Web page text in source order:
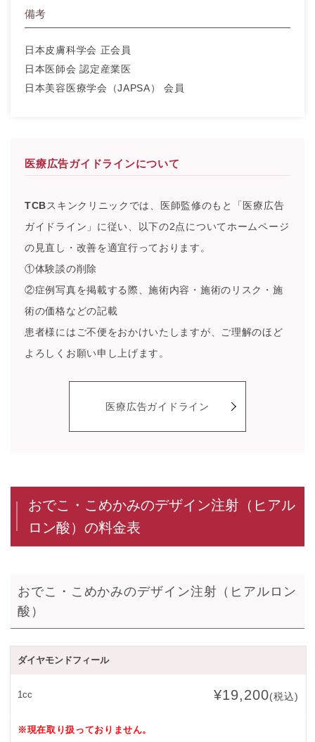
備考
日本皮膚科学会 正会員
日本医師会 認定産業医
日本美容医療学会（JAPSA） 会員
医療広告ガイドラインについて
TCBスキンクリニックでは、医師監修のもと「医療広告
ガイドライン」に従い、以下の2点についてホームページ
の見直し・改善を適宜行っております。
①体験談の削除
②症例写真を掲載する際、施術内容・施術のリスク・施
術の価格などの記載
患者様にはご不便をおかけいたしますが、ご理解のほど
よろしくお願い申し上げます。
医療広告ガイドライン
おでこ・こめかみのデザイン注射（ヒアル
ロン酸）の料金表
おでこ・こめかみのデザイン注射（ヒアルロン
酸）
ダイヤモンドフィール
1cc ¥19,200(税込)
※現在取り扱っておりません。